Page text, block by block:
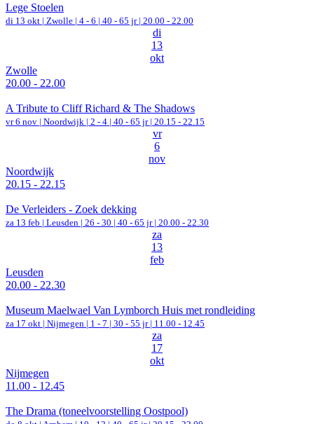
Lege Stoelen
di 13 okt | Zwolle | 4 - 6 | 40 - 65 jr | 20.00 - 22.00
di
13
okt
Zwolle
20.00 - 22.00
A Tribute to Cliff Richard & The Shadows
vr 6 nov | Noordwijk | 2 - 4 | 40 - 65 jr | 20.15 - 22.15
vr
6
nov
Noordwijk
20.15 - 22.15
De Verleiders - Zoek dekking
za 13 feb | Leusden | 26 - 30 | 40 - 65 jr | 20.00 - 22.30
za
13
feb
Leusden
20.00 - 22.30
Museum Maelwael Van Lymborch Huis met rondleiding
za 17 okt | Nijmegen | 1 - 7 | 30 - 55 jr | 11.00 - 12.45
za
17
okt
Nijmegen
11.00 - 12.45
The Drama (toneelvoorstelling Oostpool)